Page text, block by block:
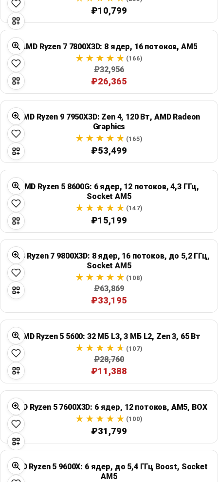
₽10,799
AMD Ryzen 7 7800X3D: 8 ядер, 16 потоков, AM5
(166)
₽32,956
₽26,365
AMD Ryzen 9 7950X3D: Zen 4, 120 Вт, AMD Radeon
Graphics
(165)
₽53,499
AMD Ryzen 5 8600G: 6 ядер, 12 потоков, 4,3 ГГц,
Socket AM5
(147)
₽15,199
AMD Ryzen 7 9800X3D: 8 ядер, 16 потоков, до 5,2 ГГц,
Socket AM5
(108)
₽63,869
₽33,195
AMD Ryzen 5 5600: 32 МБ L3, 3 МБ L2, Zen 3, 65 Вт
(107)
₽28,760
₽11,388
AMD Ryzen 5 7600X3D: 6 ядер, 12 потоков, AM5, BOX
(100)
₽31,799
AMD Ryzen 5 9600X: 6 ядер, до 5,4 ГГц Boost, Socket
AM5